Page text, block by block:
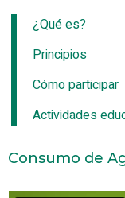
¿Qué es?
Principios
Cómo participar
Actividades
Consumo de